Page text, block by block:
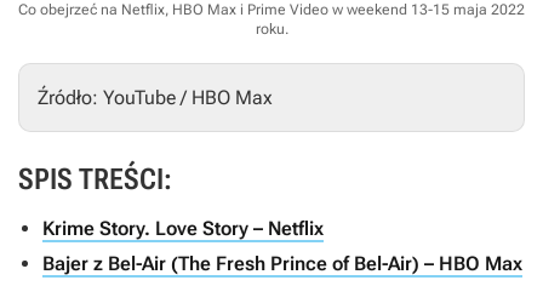
Co obejrzeć na Netflix, HBO Max i Prime Video w weekend 13-15 maja 2022
roku.
Źródło: YouTube / HBO Max
SPIS TREŚCI:
Krime Story. Love Story – Netflix
Bajer z Bel-Air (The Fresh Prince of Bel-Air) – HBO Max